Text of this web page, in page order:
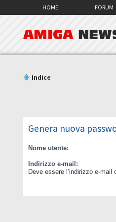
HOME FORUM
AMIGA
Indice
Genera nuova
Nome utente:
Indirizzo e-mail:
Deve essere l’indirizzo e-